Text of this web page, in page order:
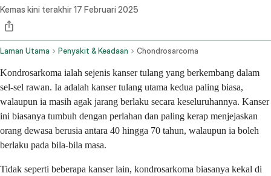
Kemas kini terakhir17 Februari 2025
Laman Utama Penyakit & Keadaan Chondrosarcoma
Kondrosarkoma ialah sejenis kanser tulang yang berkembang dalam
sel-sel rawan. Ia adalah kanser tulang utama kedua paling biasa,
walaupun ia masih agak jarang berlaku secara keseluruhannya. Kanser
ini biasanya tumbuh dengan perlahan dan paling kerap menjejaskan
orang dewasa berusia antara 40 hingga 70 tahun, walaupun ia boleh
berlaku pada bila-bila masa.
Tidak seperti beberapa kanser lain, kondrosarkoma biasanya kekal di